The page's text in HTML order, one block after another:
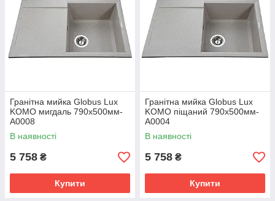
Гранітна мийка Globus Lux
KOMO мигдаль 790х500мм-
А0008
В наявності
5 758 ₴
Купити
Гранітна мийка Globus Lux
KOMO піщаний 790х500мм-
А0004
В наявності
5 758 ₴
Купити